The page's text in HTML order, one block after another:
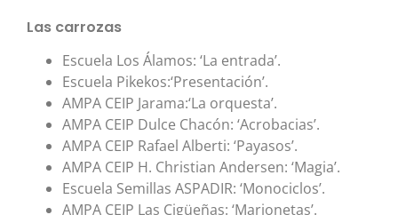
Las carrozas
Escuela Los Álamos: ‘La entrada’.
Escuela Pikekos:‘Presentación’.
AMPA CEIP Jarama:‘La orquesta’.
AMPA CEIP Dulce Chacón: ‘Acrobacias’.
AMPA CEIP Rafael Alberti: ‘Payasos’.
AMPA CEIP H. Christian Andersen: ‘Magia’.
Escuela Semillas ASPADIR: ‘Monociclos’.
AMPA CEIP Las Cigüeñas: ‘Marionetas’.